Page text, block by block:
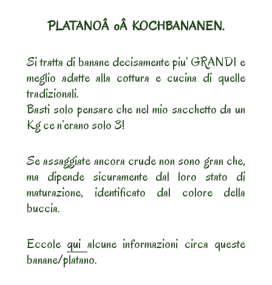
PLATANOÂ oÂ KOCHBANANEN.
Si tratta di banane decisamente piu’ GRANDI e
meglio adatte alla cottura e cucina di quelle
tradizionali.
Basti solo pensare che nel mio sacchetto da un
Kg ce n’erano solo 3!
Se assaggiate ancora crude non sono gran che,
ma dipende sicuramente dal loro stato di
maturazione, identificato dal colore della
buccia.
Eccole qui alcune informazioni circa queste
banane/platano.